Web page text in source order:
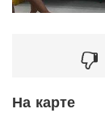
На карте